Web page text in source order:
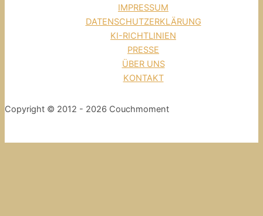
IMPRESSUM
DATENSCHUTZERKLÄRUNG
KI-RICHTLINIEN
PRESSE
ÜBER UNS
KONTAKT
Copyright © 2012 - 2026 Couchmoment